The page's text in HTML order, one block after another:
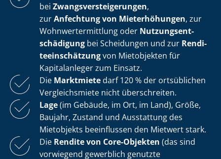
bei Zwangs­ver­stei­ge­run­gen,
zurAnfechtung von Mieterhöhungen, zur
Wohn­wert­ermitt­lung oder Nut­zungs­ent­
schä­di­gung bei Scheidungen und zur Ren­di­
te­ein­schät­zungvon Mietobjekten für
Kapitalanleger zum Einsatz.
Die Marktmiete darf 120 % der ortsüblichen
Vergleichsmiete nicht überschreiten.
Lage(im Gebäude, im Ort, im Land), Größe,
Baujahr, Zustand und Ausstattung des
Mietobjekts beeinflussen den Mietwert stark.
Die Rendite von Core-Objekten (das sind
vorwiegend gewerblich genutzte